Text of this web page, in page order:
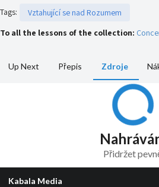
Tags:
Vztahující se nad Rozumem
To all the lessons of the collection:
Up Next Přepis Zdroje
Přidržet
Kabala Media